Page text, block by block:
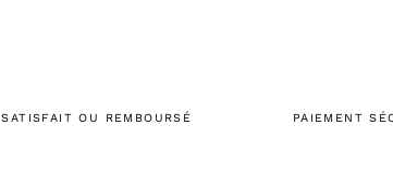
SATISFAIT OU REMBOURSÉ PAIEMENT